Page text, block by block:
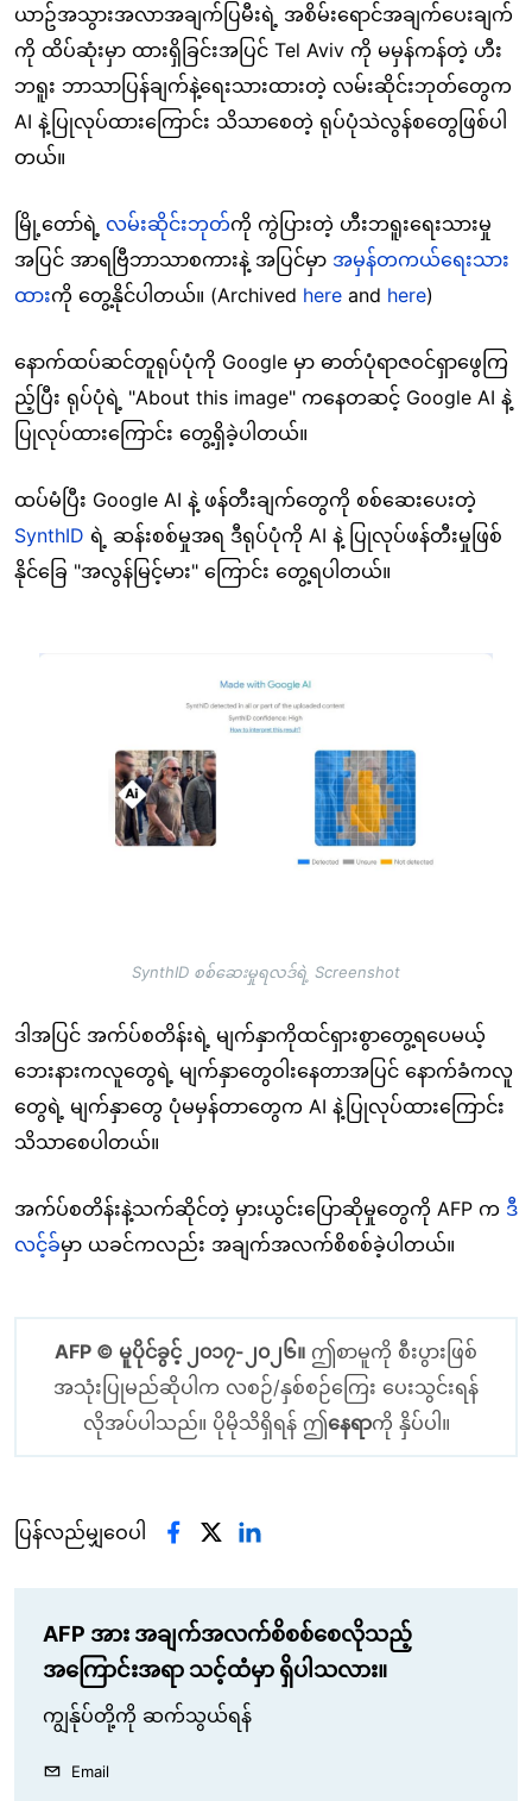
ယာဥ်အသွားအလာအချက်ပြမီးရဲ့ အစိမ်းရောင်အချက်ပေးချက်
ကို ထိပ်ဆုံးမှာ ထားရှိခြင်းအပြင် Tel Aviv ကို မမှန်ကန်တဲ့ ဟီး
ဘရူး ဘာသာပြန်ချက်နဲ့ရေးသားထားတဲ့ လမ်းဆိုင်းဘုတ်တွေက
AI နဲ့ပြုလုပ်ထားကြောင်း သိသာစေတဲ့ ရုပ်ပုံသဲလွန်စတွေဖြစ်ပါ
တယ်။
မြို့တော်ရဲ့ လမ်းဆိုင်းဘုတ်ကို ကွဲပြားတဲ့ ဟီးဘရူးရေးသားမှု
အပြင် အာရဗြီဘာသာစကားနဲ့ အပြင်မှာ အမှန်တကယ်ရေးသား
ထားကို တွေ့နိုင်ပါတယ်။ (Archived here and here)
နောက်ထပ်ဆင်တူရုပ်ပုံကို Google မှာ ဓာတ်ပုံရာဇဝင်ရှာဖွေကြ
ည့်ပြီး ရုပ်ပုံရဲ့ "About this image" ကနေတဆင့် Google AI နဲ့
ပြုလုပ်ထားကြောင်း တွေ့ရှိခဲ့ပါတယ်။
ထပ်မံပြီး Google AI နဲ့ ဖန်တီးချက်တွေကို စစ်ဆေးပေးတဲ့
SynthID ရဲ့ ဆန်းစစ်မှုအရ ဒီရုပ်ပုံကို AI နဲ့ ပြုလုပ်ဖန်တီးမှုဖြစ်
နိုင်ခြေ "အလွန်မြင့်မား" ကြောင်း တွေ့ရပါတယ်။
SynthID စစ်ဆေးမှုရလဒ်ရဲ့ Screenshot
ဒါအပြင် အက်ပ်စတိန်းရဲ့ မျက်နှာကိုထင်ရှားစွာတွေ့ရပေမယ့်
ဘေးနားကလူတွေရဲ့ မျက်နှာတွေဝါးနေတာအပြင် နောက်ခံကလူ
တွေရဲ့ မျက်နှာတွေ ပုံမမှန်တာတွေက AI နဲ့ပြုလုပ်ထားကြောင်း
သိသာစေပါတယ်။
အက်ပ်စတိန်းနဲ့သက်ဆိုင်တဲ့ မှားယွင်းပြောဆိုမှုတွေကို AFP က ဒီ
လင့်ခ်မှာ ယခင်ကလည်း အချက်အလက်စိစစ်ခဲ့ပါတယ်။
AFP © မူပိုင်ခွင့် ၂၀၁၇-၂၀၂၆။ ဤစာမူကို စီးပွားဖြစ်
အသုံးပြုမည်ဆိုပါက လစဉ်/နှစ်စဉ်ကြေး ပေးသွင်းရန်
လိုအပ်ပါသည်။ ပိုမိုသိရှိရန် ဤနေရာကို နှိပ်ပါ။
ပြန်လည်မျှဝေပါ
AFP အား အချက်အလက်စိစစ်စေလိုသည့်
အကြောင်းအရာ သင့်ထံမှာ ရှိပါသလား။
ကျွန်ုပ်တို့ကို ဆက်သွယ်ရန်
Email